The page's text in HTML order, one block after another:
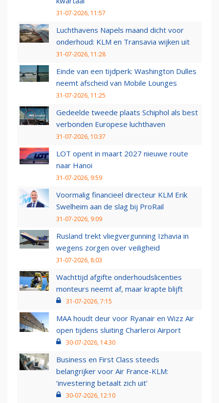
31-07-2026, 11:57
Luchthavens Napels maand dicht voor
onderhoud: KLM en Transavia wijken uit
31-07-2026, 11:28
Einde van een tijdperk: Washington Dulles
neemt afscheid van Mobile Lounges
31-07-2026, 11:25
Gedeelde tweede plaats Schiphol als best
verbonden Europese luchthaven
31-07-2026, 10:37
LOT opent in maart 2027 nieuwe route
naar Hanoi
31-07-2026, 9:59
Voormalig financieel directeur KLM Erik
Swelheim aan de slag bij ProRail
31-07-2026, 9:09
Rusland trekt vliegvergunning Izhavia in
wegens zorgen over veiligheid
31-07-2026, 8:03
Wachttijd afgifte onderhoudslicenties
monteurs neemt af, maar krapte blijft
31-07-2026, 7:15
MAA houdt deur voor Ryanair en Wizz Air
open tijdens sluiting Charleroi Airport
30-07-2026, 14:30
Business en First Class steeds
belangrijker voor Air France-KLM:
‘investering betaalt zich uit’
30-07-2026, 12:10